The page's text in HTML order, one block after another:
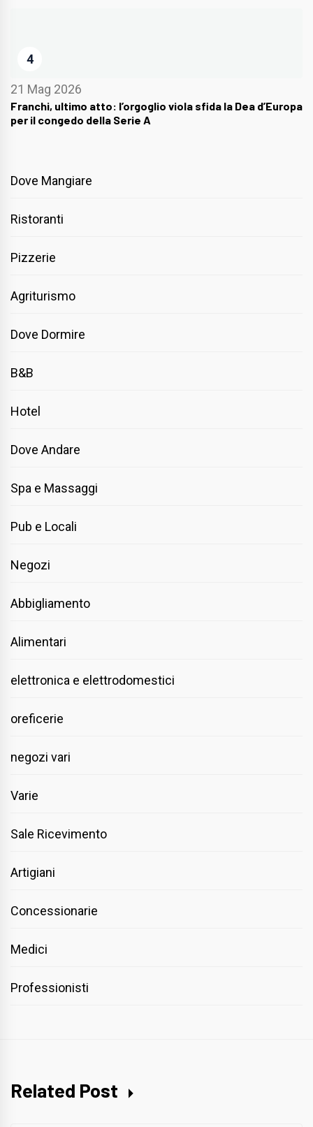
4
21 Mag 2026
Franchi, ultimo atto: l’orgoglio viola sfida la Dea d’Europa
per il congedo della Serie A
Dove Mangiare
Ristoranti
Pizzerie
Agriturismo
Dove Dormire
B&B
Hotel
Dove Andare
Spa e Massaggi
Pub e Locali
Negozi
Abbigliamento
Alimentari
elettronica e elettrodomestici
oreficerie
negozi vari
Varie
Sale Ricevimento
Artigiani
Concessionarie
Medici
Professionisti
Related Post